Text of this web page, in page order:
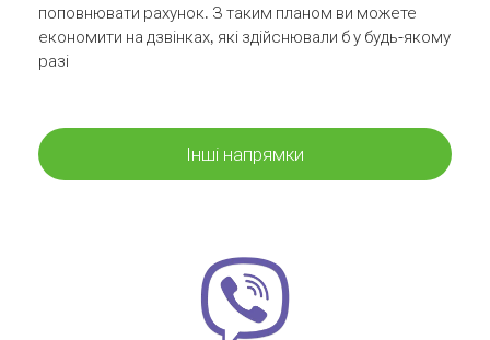
поповнювати рахунок. З таким планом ви можете
економити на дзвінках, які здійснювали б у будь-якому
разі
Інші напрямки